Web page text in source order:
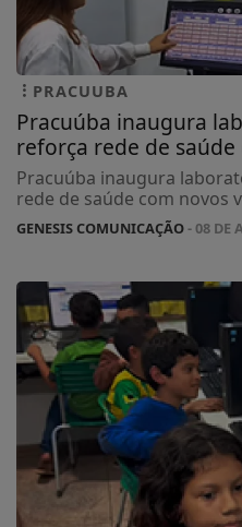
PRACUUBA
Pracuúba inaugura
reforça rede de
Pracuúba inaugura
rede de saúde com novos
GENESIS COMUNICAÇÃO- 08 DE